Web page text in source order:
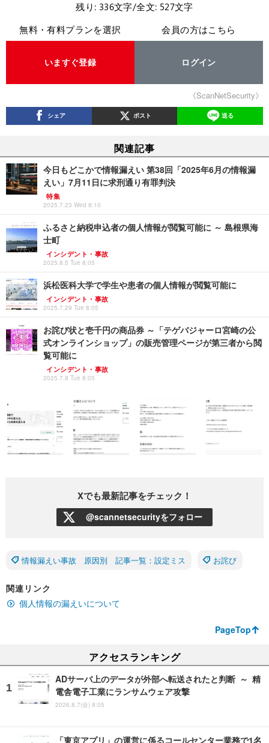
残り: 336文字/全文: 527文字
無料・有料プランを選択
いますぐ登録
会員の方はこちら
ログイン
《ScanNetSecurity》
シェア ポスト 送る
関連記事
今日もどこかで情報漏えい 第38回「2025年6月の情報漏
えい」7月11日に求刑通り有罪判決
特集
2025.7.23 Wed 8:10
ふるさと納税申込者の個人情報が閲覧可能に ～ 島根県海
士町
インシデント・事故
2025.8.5 Tue 8:05
浜松医科大学で学生や患者の個人情報が閲覧可能に
インシデント・事故
2025.7.29 Tue 8:05
お詫び状と壱千円の商品券 ～「テゲバジャーロ宮崎の公
式オンラインショップ」の販売管理ページが第三者から閲
覧可能に
インシデント・事故
2025.7.8 Tue 8:05
Xでも最新記事をチェック！
@scannetsecurityをフォロー
情報漏えい事故 原因別 記事一覧：設定ミス お詫び
関連リンク
個人情報の漏えいについて
PageTop
アクセスランキング
ADサーバ上のデータが外部へ転送されたと判断 ～ 精
電舎電子工業にランサムウェア攻撃
2026.8.7(金) 8:05
「東京アプリ」の運営に係るコールセンター業務で1名